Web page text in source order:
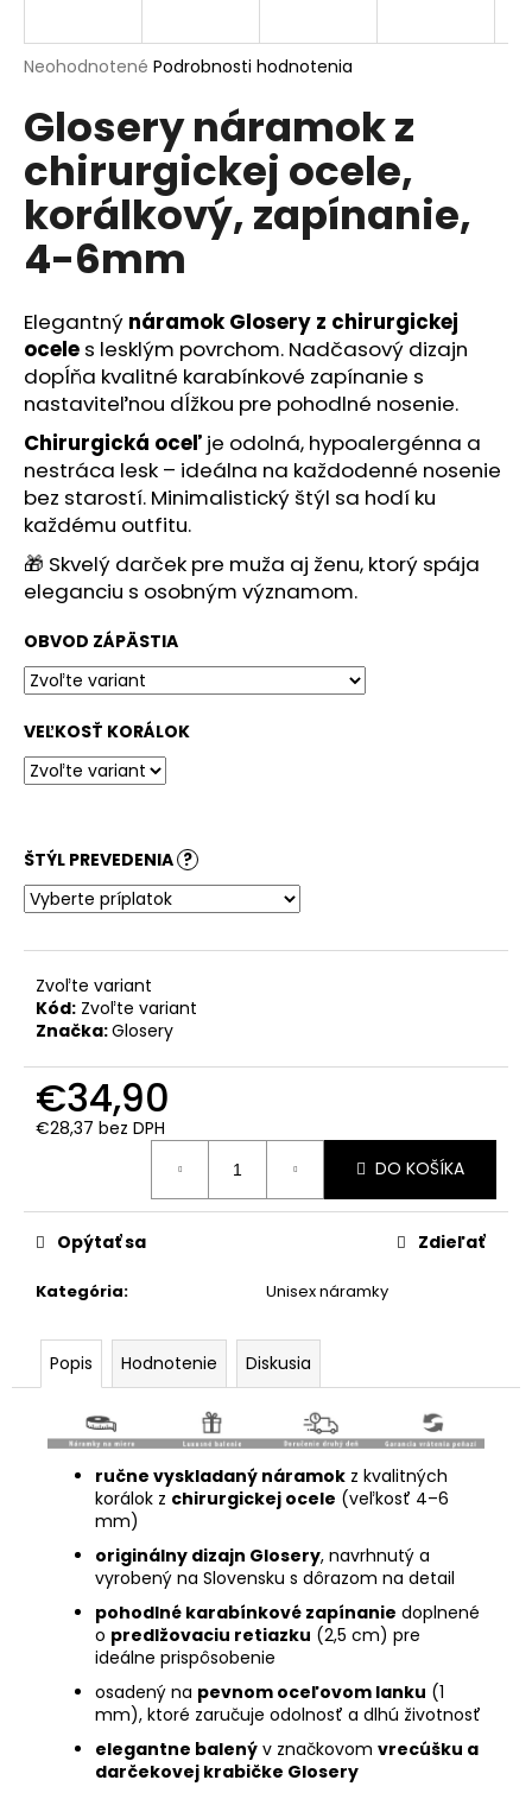
Priemerné
produktu
je
z
5
hviezdičiek.
Neohodnotené Podrobnosti hodnotenia
Glosery náramok z
chirurgickej ocele,
korálkový, zapínanie,
4-6mm
Elegantný náramok Glosery z chirurgickej
ocele s lesklým povrchom. Nadčasový dizajn
dopĺňa kvalitné karabínkové zapínanie s
nastaviteľnou dĺžkou pre pohodlné nosenie.
Chirurgická oceľ je odolná, hypoalergénna a
nestráca lesk – ideálna na každodenné nosenie
bez starostí. Minimalistický štýl sa hodí ku
každému outfitu.
🎁 Skvelý darček pre muža aj ženu, ktorý spája
eleganciu s osobným významom.
OBVOD ZÁPÄSTIA
VEĽKOSŤ KORÁLOK
ŠTÝL PREVEDENIA ?
Zvoľte variant
Kód: Zvoľte variant
Značka:Glosery
€34,90
€28,37 bez DPH
DO KOŠÍKA
Kategória: Unisex náramky
Opýtať sa Zdieľať
Popis Hodnotenie Diskusia
ručne vyskladaný náramok z kvalitných
korálok z chirurgickej ocele (veľkosť 4–6
mm)
originálny dizajn Glosery, navrhnutý a
vyrobený na Slovensku s dôrazom na detail
pohodlné karabínkové zapínanie doplnené
o predlžovaciu retiazku (2,5 cm) pre
ideálne prispôsobenie
osadený na pevnom oceľovom lanku (1
mm), ktoré zaručuje odolnosť a dlhú životnosť
elegantne balený v značkovom vrecúšku a
darčekovej krabičke Glosery
j
ť
?
O
d
p
o
r
ú
č
a
m